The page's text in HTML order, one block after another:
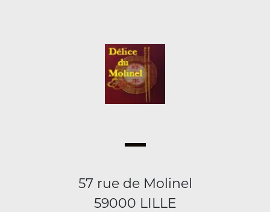
57 rue de Molinel
59000 LILLE